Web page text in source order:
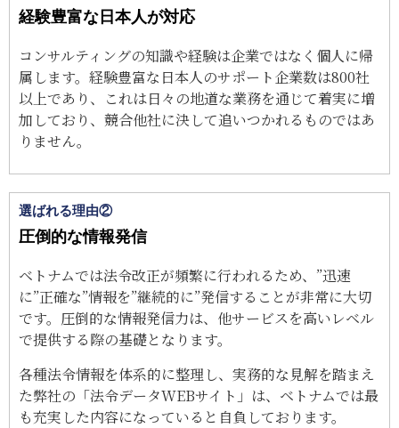
経験豊富な日本人が対応
コンサルティングの知識や経験は企業ではなく個人に帰
属します。経験豊富な日本人のサポート企業数は800社
以上であり、これは日々の地道な業務を通じて着実に増
加しており、競合他社に決して追いつかれるものではあ
りません。
選ばれる理由②
圧倒的な情報発信
ベトナムでは法令改正が頻繁に行われるため、”迅速
に”正確な”情報を”継続的に”発信することが非常に大切
です。圧倒的な情報発信力は、他サービスを高いレベル
で提供する際の基礎となります。
各種法令情報を体系的に整理し、実務的な見解を踏まえ
た弊社の「法令データWEBサイト」は、ベトナムでは最
も充実した内容になっていると自負しております。